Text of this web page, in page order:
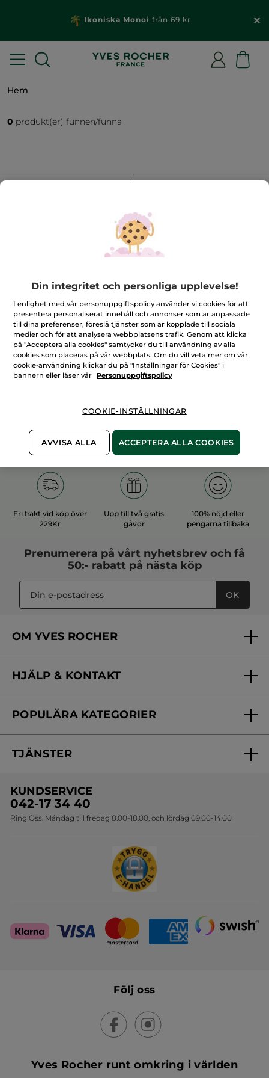
Ikoniska Monoi från 69 kr
Hem
0 produkt(er) funnen/funna
100%vegetabiliska
ingredienser
60 hektar
ekologiska odlingar
Fri frakt vid köp över
229Kr
Upp till två gratis
gåvor
100% nöjd eller
pengarna tillbaka
Prenumerera på vårt nyhetsbrev och få
50:- rabatt på nästa köp
OK
OM YVES ROCHER
Vårt engagemang
Skönhetstips
HJÄLP & KONTAKT
Kontakta oss
Online prislista
POPULÄRA KATEGORIER
Erbjudanden
Travelsize
Sets
TJÄNSTER
Onlineprislista för postorder
KUNDSERVICE
042-17 34 40
Ring Oss. Måndag till fredag 8.00-18.00, och lördag 09.00-14.00
Följ oss
Yves Rocher runt omkring i världen
Din integritet och personliga upplevelse!
I enlighet med vår personuppgiftspolicy använder vi cookies för att
presentera personaliserat innehåll och annonser som är anpassade
till dina preferenser, föreslå tjänster som är kopplade till sociala
medier och för att analysera webbplatsens trafik. Genom att klicka
på "Acceptera alla cookies" samtycker du till användning av alla
cookies som placeras på vår webbplats. Om du vill veta mer om vår
cookie-användning klickar du på "Inställningar för Cookies" i
bannern eller läser vår
Personuppgiftspolicy
COOKIE-INSTÄLLNINGAR
AVVISA ALLA ACCEPTERA ALLA COOKIES